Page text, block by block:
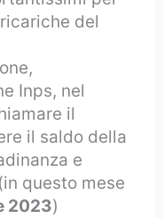
del
Inps, nel
il
il saldo della
e
questo mese
2023)